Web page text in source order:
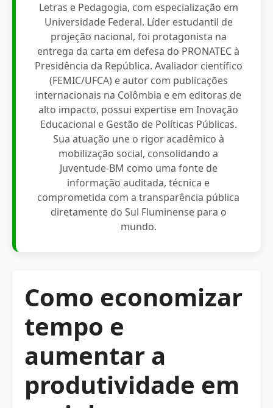
Letras e Pedagogia, com especialização em
Universidade Federal. Líder estudantil de
projeção nacional, foi protagonista na
entrega da carta em defesa do PRONATEC à
Presidência da República. Avaliador científico
(FEMIC/UFCA) e autor com publicações
internacionais na Colômbia e em editoras de
alto impacto, possui expertise em Inovação
Educacional e Gestão de Políticas Públicas.
Sua atuação une o rigor acadêmico à
mobilização social, consolidando a
Juventude-BM como uma fonte de
informação auditada, técnica e
comprometida com a transparência pública
diretamente do Sul Fluminense para o
mundo.
Como economizar
tempo e
aumentar a
produtividade em